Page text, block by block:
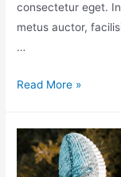
consectetur eget.
metus auctor,
…
Read More »